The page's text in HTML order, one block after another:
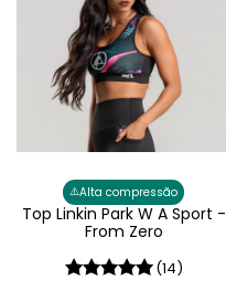
⚠️Alta compressão
Top Linkin Park W A Sport -
From Zero
(14)